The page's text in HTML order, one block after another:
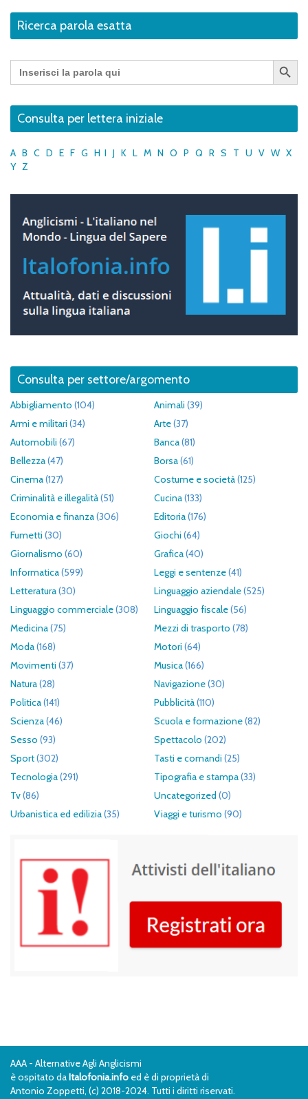
Ricerca parola esatta
Search
for:
Search Button
Consulta per lettera iniziale
A B C D E F G H I J K L M N O P Q R S T U V W X
Y Z
Consulta per settore/argomento
Abbigliamento (104) Animali (39)
Armi e militari (34) Arte(37)
Automobili (67) Banca(81)
Bellezza(47) Borsa(61)
Cinema(127) Costume e società(125)
Criminalità e illegalità(51) Cucina(133)
Economia e finanza(306) Editoria(176)
Fumetti (30) Giochi (64)
Giornalismo (60) Grafica(40)
Informatica(599) Leggi e sentenze(41)
Letteratura(30) Linguaggio aziendale(525)
Linguaggio commerciale(308) Linguaggio fiscale(56)
Medicina(75) Mezzi di trasporto (78)
Moda(168) Motori (64)
Movimenti (37) Musica(166)
Natura(28) Navigazione(30)
Politica(141) Pubblicità(110)
Scienza(46) Scuola e formazione(82)
Sesso (93) Spettacolo (202)
Sport(302) Tasti e comandi (25)
Tecnologia(291) Tipografia e stampa(33)
Tv(86) Uncategorized (0)
Urbanistica ed edilizia(35) Viaggi e turismo (90)
AAA - Alternative Agli Anglicismi
è ospitato daItalofonia.info ed è di proprietà di
Antonio Zoppetti, (c) 2018-2024. Tutti i diritti riservati.